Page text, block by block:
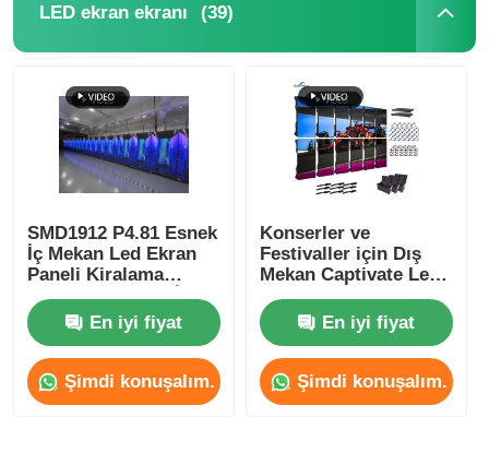
LED ekran ekranı (39)
SMD1912 P4.81 Esnek
İç Mekan Led Ekran
Paneli Kiralama
Reklam Etkinliği İçin
En iyi fiyat
Şimdi konuşalım.
Konserler ve
Festivaller için Dış
Mekan Captivate Led
Ekran Paneli
250mm*250mm
En iyi fiyat
Şimdi konuşalım.